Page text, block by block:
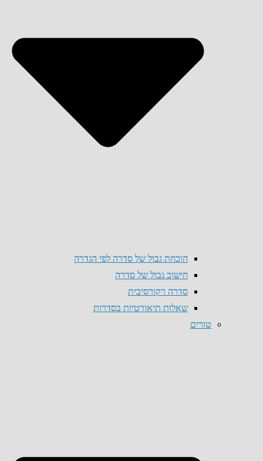
הוכחת גבול של סדרה לפי הגדרה
חישוב גבול של סדרה
סדרה רקורסיבית
שאלות תיאורטיות בסדרות
טורים